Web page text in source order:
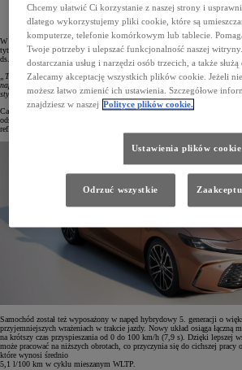
U.S. News & World Report w swoim najnowszym rankingu
Toyoty jako najlepsze wybory dla rodzin. Nowa Camry
triumfował w kategorii SUV-ów.
W mającym 90-letnią historię rankingu U.S. News & World Report nowa
tytuły – „Best Midsize Car for Families” oraz „Best Midsize Hybrid Car
ds. marketingu w Toyota North America, tak to podsumował:
„Te nagrody to dowód na to, że osiągnęliśmy idealne połączenie
napędu oraz wnętrza stworzonego z myślą o kierowcy. To też uznanie dla
stylistów oraz pracowników fabryk, którzy tworzą najpopularniejszego
Camry od 22 lat jest najchętniej wybieranym autem w swojej klasie na
odsłonie model ten ma bardziej sportową stylistykę nadwozia oraz
reflektorami, wnętrze z materiałami i jakością wykonania z klasy premium
Samochód został też wyposażony w napęd hybrydowy 5. generacji o
przyjemniejszych wrażeniach w trakcie jazdy. Nowy układ osiąga łączną
na krótszy czas przyspieszania od 0 do 100 km/h (7,9 s). Dzięki lepszej
może pracować na niższych obrotach, co przyczynia się do cichszej pracy
które wynosi średnio
5,1 l/100 km w cyklu mieszanym WLTP.
Chcemy ułatwić Ci korzystanie z naszej strony i
dlatego wykorzystujemy pliki cookie, które są
komputerze, telefonie komórkowym lub tablecie.
Twoje potrzeby i ulepszać funkcjonalność naszej
dostarczania usług i narzędzi osób trzecich, a także
Zalecamy akceptację wszystkich plików cookie. Jeżeli
możesz łatwo zmienić ich ustawienia. Szczegółowe
znajdziesz w naszej Polityce plików cookie.
Ustawienia plików cookie
Odrzuć wszystkie